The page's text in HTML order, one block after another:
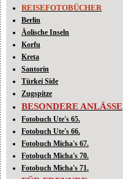
REISEFOTOBÜCHER
Berlin
Äolische Inseln
Korfu
Kreta
Santorin
Türkei Side
Zugspitze
BESONDERE ANLÄSSE
Fotobuch Ute's 65.
Fotobuch Ute's 66.
Fotobuch Micha's 67.
Fotobuch Micha's 70.
Fotobuch Micha's 71.